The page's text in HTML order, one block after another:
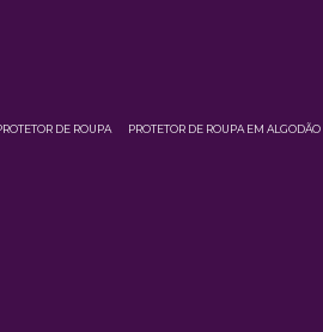
DE ROUPA PROTETOR DE ROUPA EM ALGODÃO